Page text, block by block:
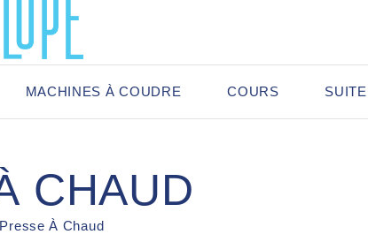
MACHINES À COUDRE COURS SUITE
CHAUD
Presse À Chaud